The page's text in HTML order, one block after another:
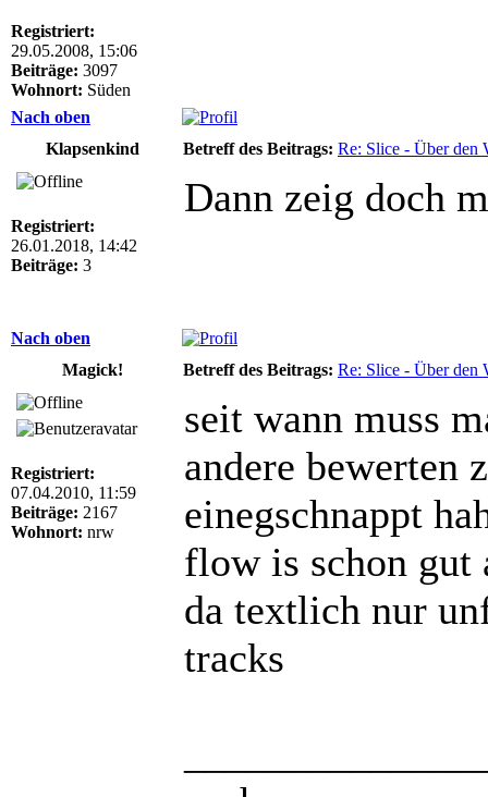
Registriert:
29.05.2008, 15:06
Beiträge: 3097
Wohnort: Süden
Nach oben
Klapsenkind
Betreff des Beitrags: Re: Slice - Über den
Registriert:
26.01.2018, 14:42
Beiträge: 3
Dann zeig doch
Nach oben
Magick!
Betreff des Beitrags: Re: Slice - Über den
Registriert:
07.04.2010, 11:59
Beiträge: 2167
Wohnort: nrw
seit wann muss
andere bewerten
einegschnappt
flow is schon gut
da textlich nur
tracks